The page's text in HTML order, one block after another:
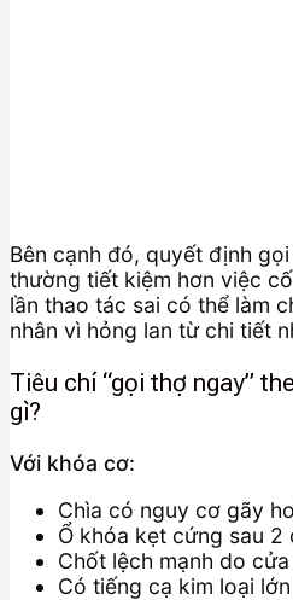
Bên cạnh đó, quyết định
thường tiết kiệm hơn việc
lần thao tác sai có thể làm
nhân vì hỏng lan từ chi tiết
Tiêu chí “gọi thợ ngay”
gì?
Với khóa cơ:
Chìa có nguy cơ gãy
Ổ khóa kẹt cứng sau
Chốt lệch mạnh do
Có tiếng cạ kim loại